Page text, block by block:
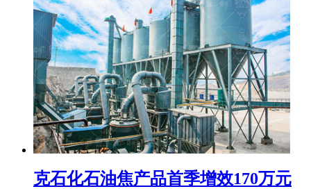
克石化石油焦产品首季增效170万元